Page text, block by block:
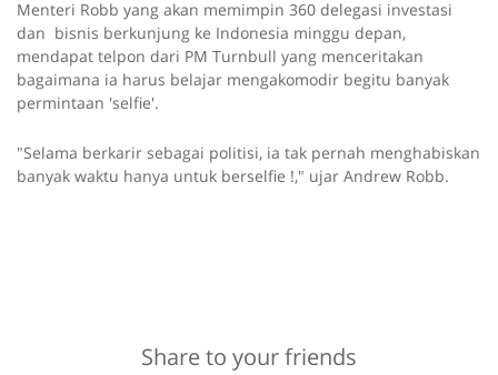
Menteri Robb yang akan memimpin 360 delegasi investasi
dan bisnis berkunjung ke Indonesia minggu depan,
mendapat telpon dari PM Turnbull yang menceritakan
bagaimana ia harus belajar mengakomodir begitu banyak
permintaan 'selfie'.
"Selama berkarir sebagai politisi, ia tak pernah menghabiskan
banyak waktu hanya untuk berselfie !," ujar Andrew Robb.
Share to your friends